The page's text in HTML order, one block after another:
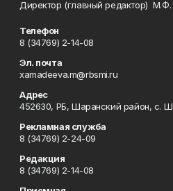
Директор (главный редактор)
Телефон
8 (34769) 2-14-08
Эл. почта
xamadeeva.m@rbsmi.ru
Адрес
452630, РБ, Шаранский район, с.
Рекламная служба
8 (34769) 2-24-09
Редакция
8 (34769) 2-14-08